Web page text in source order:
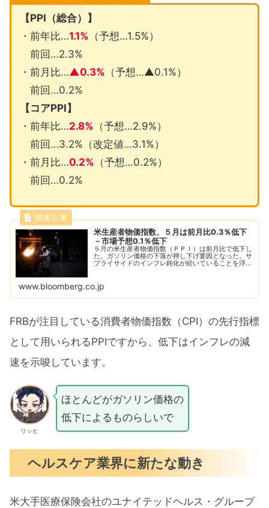
【PPI（総合）】
・前年比…1.1% （予想…1.5%）
前回…2.3%
・前月比…▲0.3% （予想…▲0.1%）
前回…0.2%
【コアPPI】
・前年比…2.8% （予想…2.9%）
前回…3.2%（改定値…3.1%）
・前月比…0.2% （予想…0.2%）
前回…0.2%
米生産者物価指数、５月は前月比0.3％低下
－市場予想0.1％低下
５月の米生産者物価指数（ＰＰＩ）は前月比で低下し
た。ガソリン価格の下落が押し下げ要因となった。サ
プライサイドのインフレ鈍化が続いていることを浮き
www.bloomberg.co.jp
FRBが注目している消費者物価指数（CPI）の先行指標
として用いられるPPIですから、低下はインフレの減
速を示唆しています。
リッヒ
ほとんどがガソリン価格の
低下によるものらしいで
ヘルスケア業界に新たな動き
米大手医療保険会社のユナイテッドヘルス・グループ